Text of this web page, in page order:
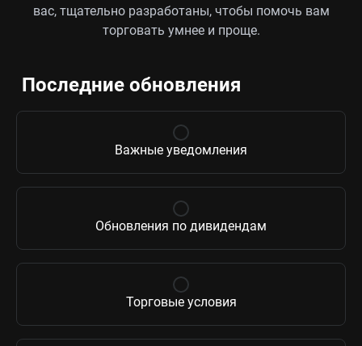
вас, тщательно разработаны, чтобы помочь вам
торговать умнее и проще.
Последние обновления
Важные уведомления
Обновления по дивидендам
Торговые условия